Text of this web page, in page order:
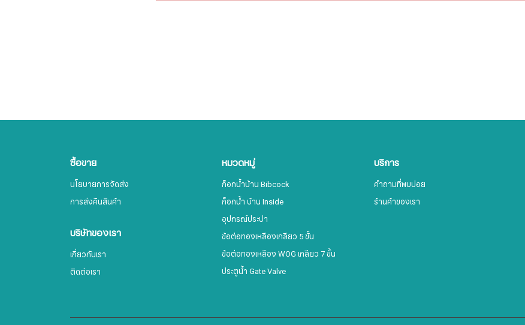
ซื้อขาย
นโยบายการจัดส่ง
การส่งคืนสินค้า
บริษัทของเรา
เกี่ยวกับเรา
ติดต่อเรา
หมวดหมู่
ก็อกน้ำบ้าน Bibcock
ก็อกน้ำ บ้าน Inside
อุปกรณ์ประปา
ข้อต่อทองเหลืองเกลียว 5 ขั้น
ข้อต่อทองเหลือง WOG เกลียว 7 ขั้น
ประตูน้ำ Gate Valve
บริการ
คำถามที่พบบ่อย
ร้านค้าของเรา